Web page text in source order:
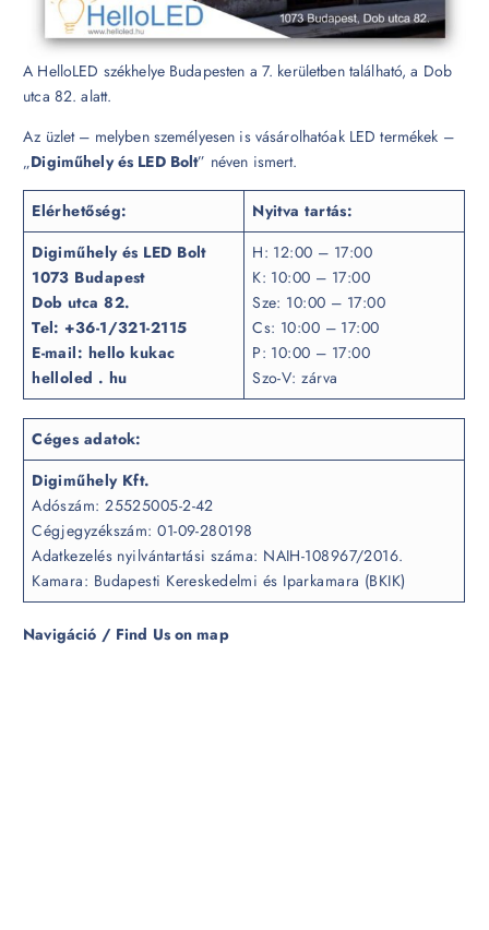
A HelloLED székhelye Budapesten a 7. kerületben található, a Dob
utca 82. alatt.
Az üzlet – melyben személyesen is vásárolhatóak LED termékek –
„Digiműhely és LED Bolt” néven ismert.
Elérhetőség:
Nyitva tartás:
Digiműhely és LED Bolt
1073 Budapest
Dob utca 82.
Tel: +36-1/321-2115
E-mail: hello kukac
helloled . hu
H: 12:00 – 17:00
K: 10:00 – 17:00
Sze: 10:00 – 17:00
Cs: 10:00 – 17:00
P: 10:00 – 17:00
Szo-V: zárva
Céges adatok:
Digiműhely Kft.
Adószám: 25525005-2-42
Cégjegyzékszám: 01-09-280198
Adatkezelés nyilvántartási száma: NAIH-108967/2016.
Kamara: Budapesti Kereskedelmi és Iparkamara (BKIK)
Navigáció / Find Us on map